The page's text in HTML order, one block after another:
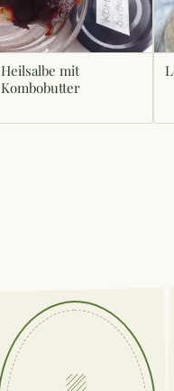
Heilsalbe mit
Kombobutter